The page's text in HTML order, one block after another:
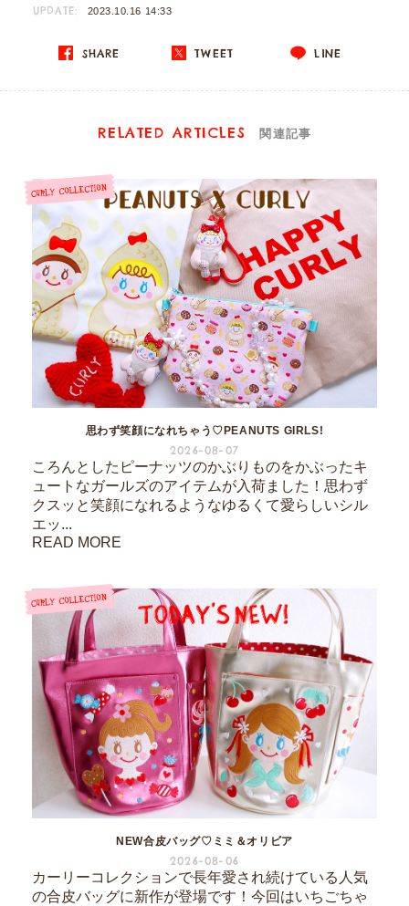
UPDATE: 2023.10.16 14:33
SHARE TWEET LINE
RELATED ARTICLES 関連記事
思わず笑顔になれちゃう♡PEANUTS GIRLS!
2026-08-07
ころんとしたピーナッツのかぶりものをかぶったキ
ュートなガールズのアイテムが入荷ました！思わず
クスッと笑顔になれるようなゆるくて愛らしいシル
エッ...
READ MORE
NEW合皮バッグ♡ミミ＆オリビア
2026-08-06
カーリーコレクションで長年愛され続けている人気
の合皮バッグに新作が登場です！今回はいちごちゃ